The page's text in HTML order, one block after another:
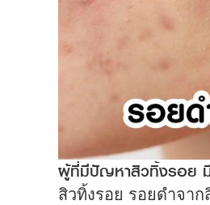
ผู้ที่มีปัญหาสิวทิ้งรอย
สิวทิ้งรอย รอยดำจา